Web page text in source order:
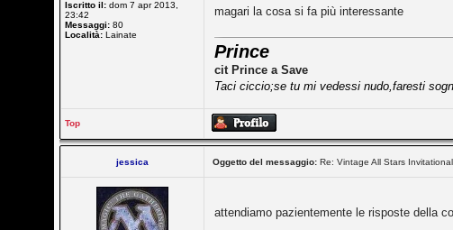
Iscritto il: dom 7 apr 2013,
23:42
Messaggi: 80
Località: Lainate
magari la cosa si fa più interessante
Prince
cit Prince a Save
Taci ciccio;se tu mi vedessi nudo,faresti
Top
jessica Oggetto del messaggio: Re: Vintage All Stars
attendiamo pazientemente le risposte della